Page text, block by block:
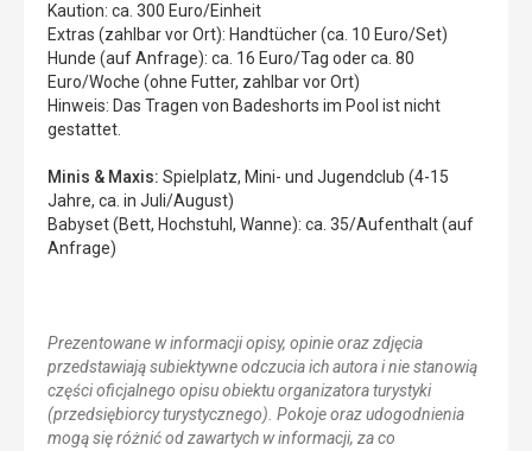
Kaution: ca. 300 Euro/Einheit
Extras (zahlbar vor Ort): Handtücher (ca. 10 Euro/Set)
Hunde (auf Anfrage): ca. 16 Euro/Tag oder ca. 80
Euro/Woche (ohne Futter, zahlbar vor Ort)
Hinweis: Das Tragen von Badeshorts im Pool ist nicht
gestattet.
Minis & Maxis: Spielplatz, Mini- und Jugendclub (4-15
Jahre, ca. in Juli/August)
Babyset (Bett, Hochstuhl, Wanne): ca. 35/Aufenthalt (auf
Anfrage)
Prezentowane w informacji opisy, opinie oraz zdjęcia
przedstawiają subiektywne odczucia ich autora i nie stanowią
części oficjalnego opisu obiektu organizatora turystyki
(przedsiębiorcy turystycznego). Pokoje oraz udogodnienia
mogą się różnić od zawartych w informacji, za co